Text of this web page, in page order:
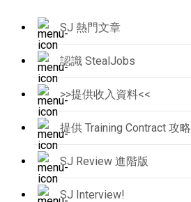
SJ 熱門文章
認識 StealJobs
>>提供收入資料<<
提供 Training Contract 攻略
SJ Review 進階版
SJ Interview!